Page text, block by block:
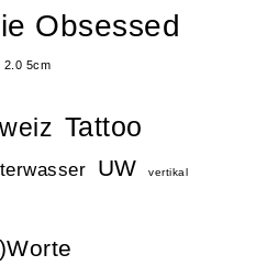
Obsessed
2.0 5cm
Tattoo
UW vertikal